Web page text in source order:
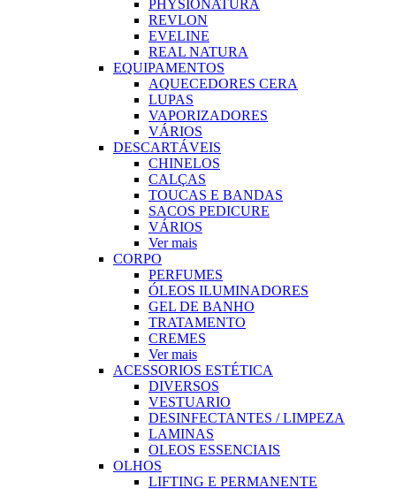
PHYSIONATURA
REVLON
EVELINE
REAL NATURA
EQUIPAMENTOS
AQUECEDORES CERA
LUPAS
VAPORIZADORES
VÁRIOS
DESCARTÁVEIS
CHINELOS
CALÇAS
TOUCAS E BANDAS
SACOS PEDICURE
VÁRIOS
Ver mais
CORPO
PERFUMES
ÓLEOS ILUMINADORES
GEL DE BANHO
TRATAMENTO
CREMES
Ver mais
ACESSORIOS ESTÉTICA
DIVERSOS
VESTUARIO
DESINFECTANTES / LIMPEZA
LAMINAS
OLEOS ESSENCIAIS
OLHOS
LIFTING E PERMANENTE